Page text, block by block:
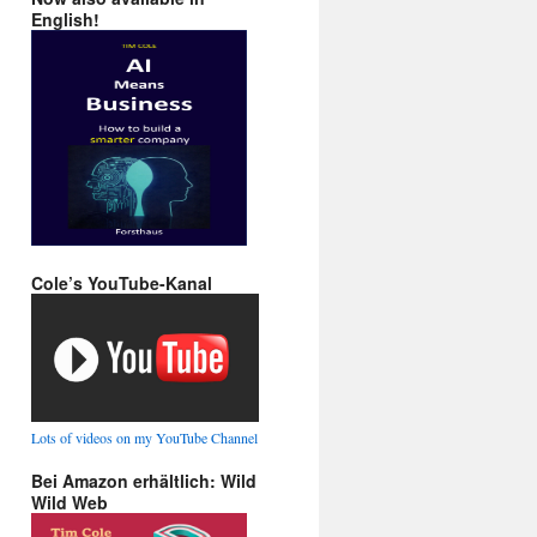
English!
Cole’s YouTube-Kanal
Lots of videos on my YouTube Channel
Bei Amazon erhältlich: Wild
Wild Web